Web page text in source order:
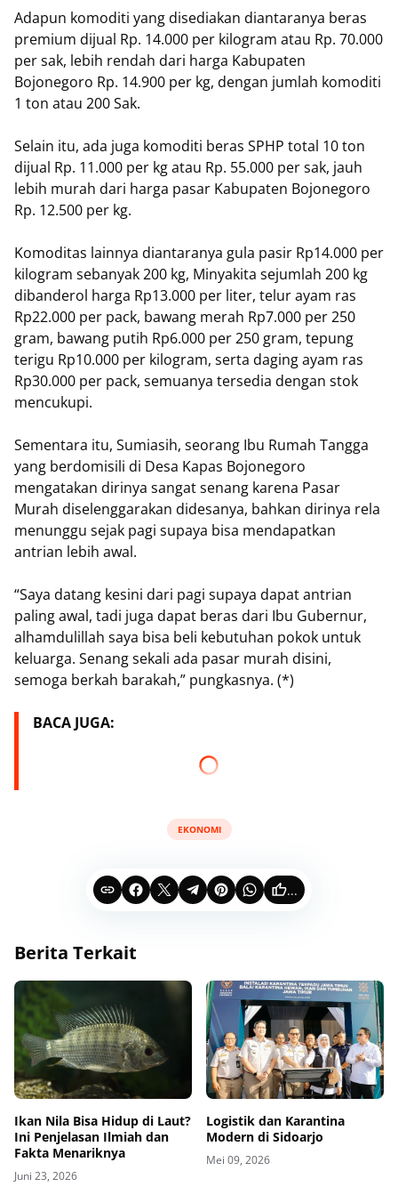
Adapun komoditi yang disediakan diantaranya beras
premium dijual Rp. 14.000 per kilogram atau Rp. 70.000
per sak, lebih rendah dari harga Kabupaten
Bojonegoro Rp. 14.900 per kg, dengan jumlah komoditi
1 ton atau 200 Sak.
Selain itu, ada juga komoditi beras SPHP total 10 ton
dijual Rp. 11.000 per kg atau Rp. 55.000 per sak, jauh
lebih murah dari harga pasar Kabupaten Bojonegoro
Rp. 12.500 per kg.
Komoditas lainnya diantaranya gula pasir Rp14.000 per
kilogram sebanyak 200 kg, Minyakita sejumlah 200 kg
dibanderol harga Rp13.000 per liter, telur ayam ras
Rp22.000 per pack, bawang merah Rp7.000 per 250
gram, bawang putih Rp6.000 per 250 gram, tepung
terigu Rp10.000 per kilogram, serta daging ayam ras
Rp30.000 per pack, semuanya tersedia dengan stok
mencukupi.
Sementara itu, Sumiasih, seorang Ibu Rumah Tangga
yang berdomisili di Desa Kapas Bojonegoro
mengatakan dirinya sangat senang karena Pasar
Murah diselenggarakan didesanya, bahkan dirinya rela
menunggu sejak pagi supaya bisa mendapatkan
antrian lebih awal.
“Saya datang kesini dari pagi supaya dapat antrian
paling awal, tadi juga dapat beras dari Ibu Gubernur,
alhamdulillah saya bisa beli kebutuhan pokok untuk
keluarga. Senang sekali ada pasar murah disini,
semoga berkah barakah,” pungkasnya. (*)
BACA JUGA:
EKONOMI
...
Berita Terkait
Ikan Nila Bisa Hidup di Laut?
Ini Penjelasan Ilmiah dan
Fakta Menariknya
Juni 23, 2026
Logistik dan Karantina
Modern di Sidoarjo
Mei 09, 2026